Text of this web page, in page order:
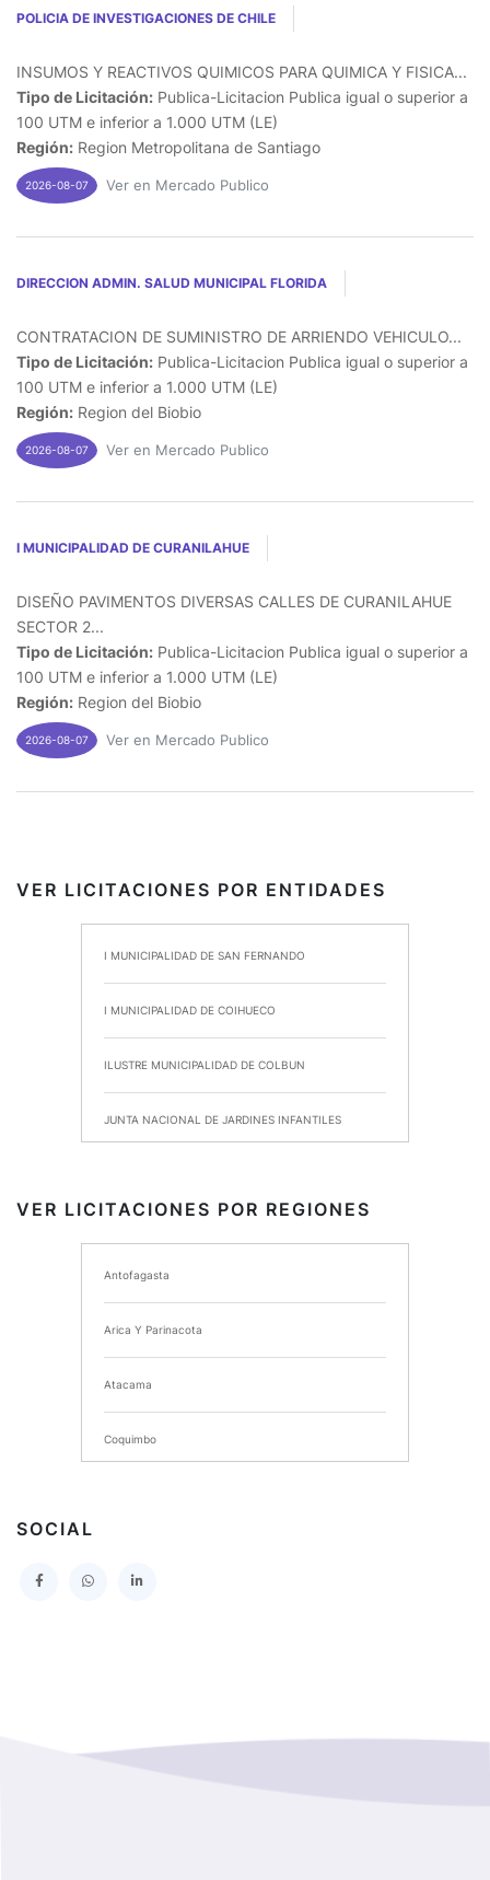
POLICIA DE INVESTIGACIONES DE CHILE
INSUMOS Y REACTIVOS QUIMICOS PARA QUIMICA Y FISICA...
Tipo de Licitación: Publica-Licitacion Publica igual o superior a
100 UTM e inferior a 1.000 UTM (LE)
Región: Region Metropolitana de Santiago
2026-08-07 Ver en Mercado Publico
DIRECCION ADMIN. SALUD MUNICIPAL FLORIDA
CONTRATACION DE SUMINISTRO DE ARRIENDO VEHICULO...
Tipo de Licitación: Publica-Licitacion Publica igual o superior a
100 UTM e inferior a 1.000 UTM (LE)
Región: Region del Biobio
2026-08-07 Ver en Mercado Publico
I MUNICIPALIDAD DE CURANILAHUE
DISEÑO PAVIMENTOS DIVERSAS CALLES DE CURANILAHUE
SECTOR 2...
Tipo de Licitación: Publica-Licitacion Publica igual o superior a
100 UTM e inferior a 1.000 UTM (LE)
Región: Region del Biobio
2026-08-07 Ver en Mercado Publico
VER LICITACIONES POR ENTIDADES
I MUNICIPALIDAD DE SAN FERNANDO
I MUNICIPALIDAD DE COIHUECO
ILUSTRE MUNICIPALIDAD DE COLBUN
JUNTA NACIONAL DE JARDINES INFANTILES
I MUNICIPALIDAD DE CHIMBARONGO
INSTITUTO NACIONAL DE DEPORTES DE CHILE
SERVICIO DE SALUD DEL MAULE HOSPITAL DE
TALCA
I MUNICIPALIDAD DE PROVIDENCIA
SERVICIO DE SALUD TALCAHUANO HOSPITAL DE
GOBERNACION PROVINCIAL DE TALCA
VER LICITACIONES POR REGIONES
Antofagasta
Arica Y Parinacota
Atacama
Coquimbo
SOCIAL